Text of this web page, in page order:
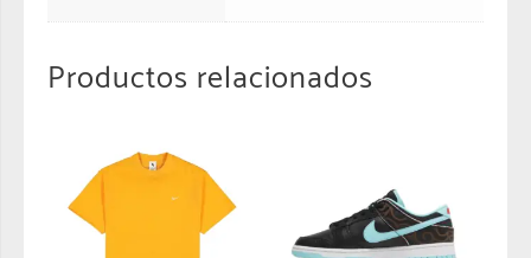
Productos relacionados